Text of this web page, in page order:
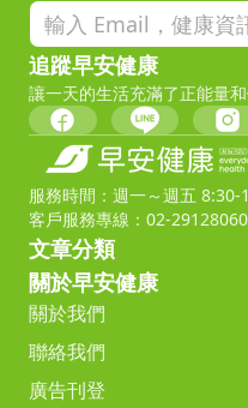
追蹤早安健康
讓一天的生活充滿了正能量
服務時間：週一～週五 8:30-
客戶服務專線：02-29128060
文章分類
關於早安健康
關於我們
聯絡我們
廣告刊登